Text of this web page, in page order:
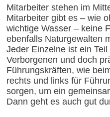
Mitarbeiter stehen im
Mitarbeiter gibt es – wie
wichtige Wasser – keine
ebenfalls Naturgewalten
Jeder Einzelne ist ein
Verborgenen und doch
Führungskräften, wie
rechts und links für
sorgen, um ein
Dann geht es auch gut